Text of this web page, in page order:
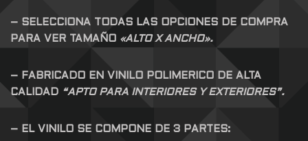
– SELECCIONA TODAS LAS OPCIONES DE COMPRA
PARA VER TAMAÑO «ALTO X ANCHO».
– FABRICADO EN VINILO POLIMERICO DE ALTA
CALIDAD “APTO PARA INTERIORES Y EXTERIORES”.
– EL VINILO SE COMPONE DE 3 PARTES: